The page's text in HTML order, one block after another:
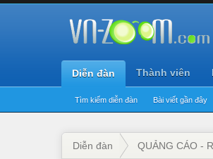
Diễn đàn
Tìm kiếm diễn đàn Bài viết gần đây
Thành viên
Diễn đàn QUẢNG CÁO -